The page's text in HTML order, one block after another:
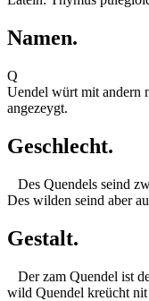
Namen.
Q
Uendel würt mit andern
angezeygt.
Geschlecht.
Des Quendels seind
Des wilden seind aber
Gestalt.
Der zam Quendel ist
wild Quendel kreücht nit